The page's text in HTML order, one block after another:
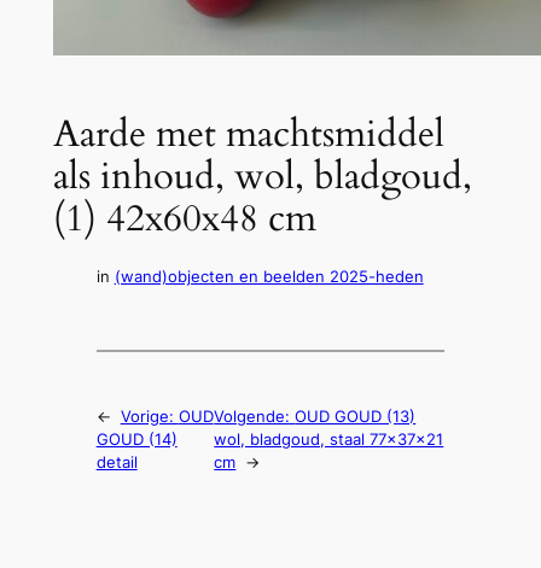
Aarde met machtsmiddel
als inhoud, wol, bladgoud,
(1) 42x60x48 cm
in (wand)objecten en beelden 2025-heden
← Vorige: OUD
GOUD (14)
detail
Volgende:OUD GOUD (13)
wol, bladgoud, staal 77x37x21
cm →